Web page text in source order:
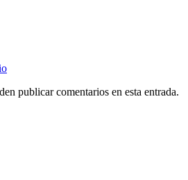
publicar comentarios en esta entrada.